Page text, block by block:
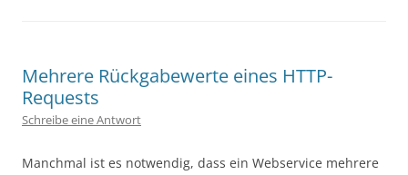
Mehrere Rückgabewerte eines HTTP-
Requests
Schreibe eine Antwort
Manchmal ist es notwendig, dass ein Webservice mehrere